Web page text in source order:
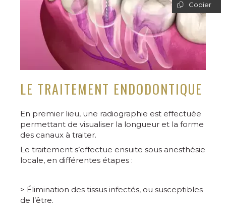
LE TRAITEMENT ENDODONTIQUE
En premier lieu, une radiographie est effectuée
permettant de visualiser la longueur et la forme
des canaux à traiter.
Le traitement s’effectue ensuite sous anesthésie
locale, en différentes étapes :
> Élimination des tissus infectés, ou susceptibles
de l’être.
Copier